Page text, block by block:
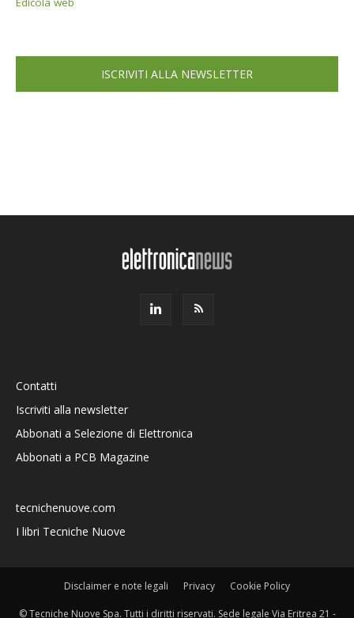
ISCRIVITI ALLA NEWSLETTER
Contatti
Iscriviti alla newsletter
Abbonati a Selezione di Elettronica
Abbonati a PCB Magazine
tecnichenuove.com
I libri Tecniche Nuove
Disclaimer e note legali Privacy Cookie Policy
© Tecniche Nuove Spa. Tutti i diritti riservati. Sede legale Via Eritrea 21 -